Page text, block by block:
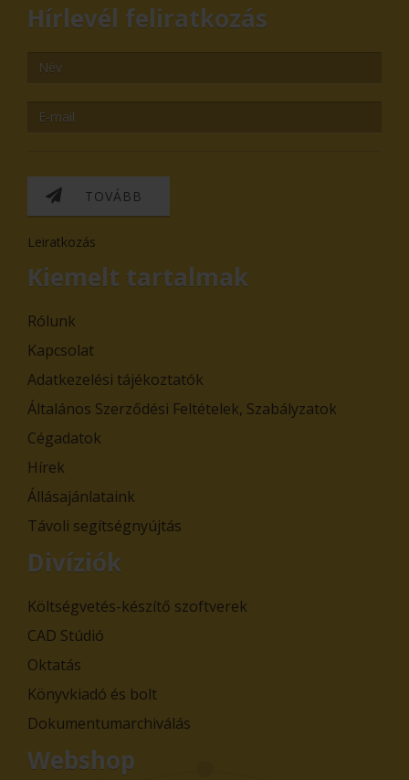
Hírlevél feliratkozás
TOVÁBB
Leiratkozás
Kiemelt tartalmak
Rólunk
Kapcsolat
Adatkezelési tájékoztatók
Általános Szerződési Feltételek, Szabályzatok
Cégadatok
Hírek
Állásajánlataink
Távoli segítségnyújtás
Divíziók
Költségvetés-készítő szoftverek
CAD Stúdió
Oktatás
Könyvkiadó és bolt
Dokumentumarchiválás
Webshop